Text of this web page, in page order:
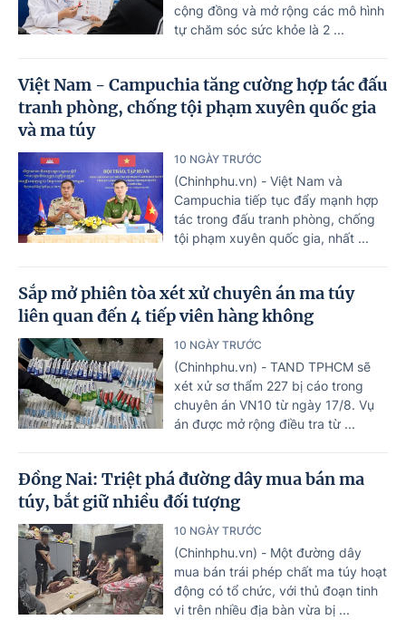
cộng đồng và mở rộng các mô hình
tự chăm sóc sức khỏe là 2 ...
Việt Nam - Campuchia tăng cường hợp tác đấu
tranh phòng, chống tội phạm xuyên quốc gia
và ma túy
10 NGÀY TRƯỚC
(Chinhphu.vn) - Việt Nam và
Campuchia tiếp tục đẩy mạnh hợp
tác trong đấu tranh phòng, chống
tội phạm xuyên quốc gia, nhất ...
Sắp mở phiên tòa xét xử chuyên án ma túy
liên quan đến 4 tiếp viên hàng không
10 NGÀY TRƯỚC
(Chinhphu.vn) - TAND TPHCM sẽ
xét xử sơ thẩm 227 bị cáo trong
chuyên án VN10 từ ngày 17/8. Vụ
án được mở rộng điều tra từ ...
Đồng Nai: Triệt phá đường dây mua bán ma
túy, bắt giữ nhiều đối tượng
10 NGÀY TRƯỚC
(Chinhphu.vn) - Một đường dây
mua bán trái phép chất ma túy hoạt
động có tổ chức, với thủ đoạn tinh
vi trên nhiều địa bàn vừa bị ...